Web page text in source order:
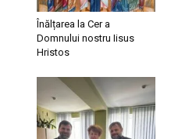
Înălțarea la Cer a
Domnului nostru Iisus
Hristos